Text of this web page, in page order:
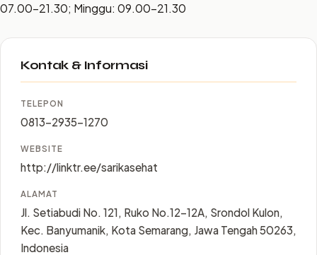
07.00–21.30; Minggu: 09.00–21.30
Kontak & Informasi
TELEPON
0813-2935-1270
WEBSITE
http://linktr.ee/sarikasehat
ALAMAT
Jl. Setiabudi No. 121, Ruko No.12-12A, Srondol Kulon,
Kec. Banyumanik, Kota Semarang, Jawa Tengah 50263,
Indonesia